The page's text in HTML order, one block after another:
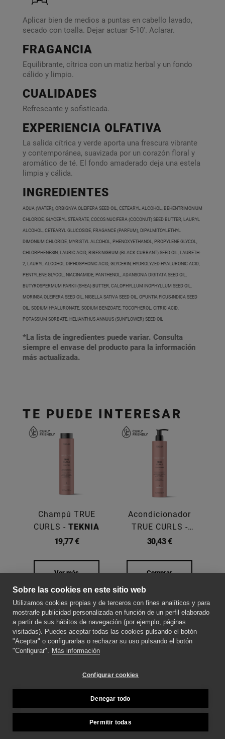
Aplicar bien de medios a puntas en cabello lavado,
secado con toalla. Dejar actuar 5-10'. Aclarar.
FRAGANCIA
Equilibrante, cítrica con un matiz herbal y un fondo
cálido y limpio.
CUALIDADES
Refrescante y sofisticada.
EXPERIENCIA OLFATIVA
La salida cítrica y verde aporta una frescura vibrante
y contemporánea, suavizada por un corazón floral y
aromático de té. El fondo amaderado deja una estela
limpia y cálida.
INGREDIENTES
AQUA (WATER), ORBIGNYA OLEIFERA SEED OIL, CETEARYL ALCOHOL, BEHENTRIMONIUM
CHLORIDE, GLYCERYL STEARATE, COCOS NUCIFERA (COCONUT) SEED BUTTER, LAURYL
ALCOHOL, CETEARYL GLUCOSIDE, FRAGANCE (PARFUM), DIPALMITOYLETHYL
DIMONIUM CHLORIDE, MYRISTYL ALCOHOL, PHENOXYETHANOL, PROPYLENE GLYCOL,
CHLORPHENESIN, LAURIC ACID, RIBES NIGRUM (BLACK CURRANT) SEED OIL, LAURETH-
2, LAURYL ALCOHOL DIPHOSPHONIC ACID, GLYCERIN, HYDROLYZED HYALURONIC ACID,
PENTYLENE GLYCOL, NIACINAMIDE, PANTHENOL, ADANSONIA DIGITATA SEED OIL,
BUTYROSPERMUM PARKII (SHEA) BUTTER, CALOPHYLLUM INOPHYLLUM SEED OIL,
MORINGA OLEIFERA SEED OIL, NIGELLA SATIVA SEED OIL, OPUNTIA FICUS-INDICA SEED
OIL, SODIUM HYALURONATE, SODIUM BENZOATE, TOCOPHEROL, CITRIC ACID,
POTASSIUM SORBATE, HELIANTHUS ANNUUS (SUNFLOWER) SEED OIL
*La lista de ingredientes puede variar. Consulta
siempre el envase del producto para la información
más actualizada.
TE PUEDE INTERESAR
Champú TRUE
CURLS - TEKNIA
19,77 €
Ver más
Acondicionador
TRUE CURLS -
TEKNIA
30,43 €
Comprar
SOBRE NOSOTROS
CONTACTE CON NOSOTROS
Copyright © 2026 Teknia.
Sobre las cookies en este sitio web
Utilizamos cookies propias y de terceros con fines analíticos y para
mostrarle publicidad personalizada en función de un perfil elaborado
a partir de sus hábitos de navegación (por ejemplo, páginas
visitadas). Puedes aceptar todas las cookies pulsando el botón
"Aceptar" o configurarlas o rechazar su uso pulsando el botón
"Configurar". Más información
Configurar cookies
Denegar todo
Permitir todas